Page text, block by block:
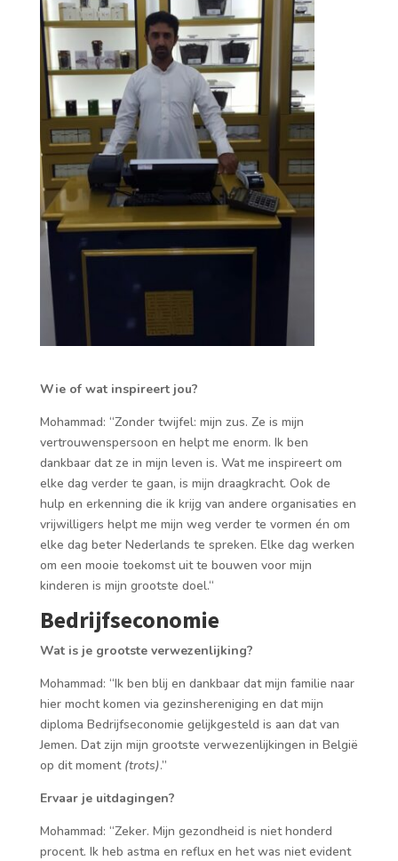
Wie of wat inspireert jou?
Mohammad: “Zonder twijfel: mijn zus. Ze is mijn
vertrouwenspersoon en helpt me enorm. Ik ben
dankbaar dat ze in mijn leven is. Wat me inspireert om
elke dag verder te gaan, is mijn draagkracht. Ook de
hulp en erkenning die ik krijg van andere organisaties en
vrijwilligers helpt me mijn weg verder te vormen én om
elke dag beter Nederlands te spreken. Elke dag werken
om een mooie toekomst uit te bouwen voor mijn
kinderen is mijn grootste doel.“
Bedrijfseconomie
Wat is je grootste verwezenlijking?
Mohammad: “Ik ben blij en dankbaar dat mijn familie naar
hier mocht komen via gezinshereniging en dat mijn
diploma Bedrijfseconomie gelijkgesteld is aan dat van
Jemen. Dat zijn mijn grootste verwezenlijkingen in België
op dit moment (trots).”
Ervaar je uitdagingen?
Mohammad: “Zeker. Mijn gezondheid is niet honderd
procent. Ik heb astma en reflux en het was niet evident